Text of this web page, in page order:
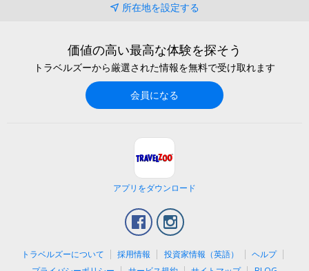
所在地を設定する
価値の高い最高な体験を探そう
トラベルズーから厳選された情報を無料で受け取れます
会員になる
アプリをダウンロード
Facebook
トラベルズーについて 採用情報 投資家情報（英語）
ヘルプ